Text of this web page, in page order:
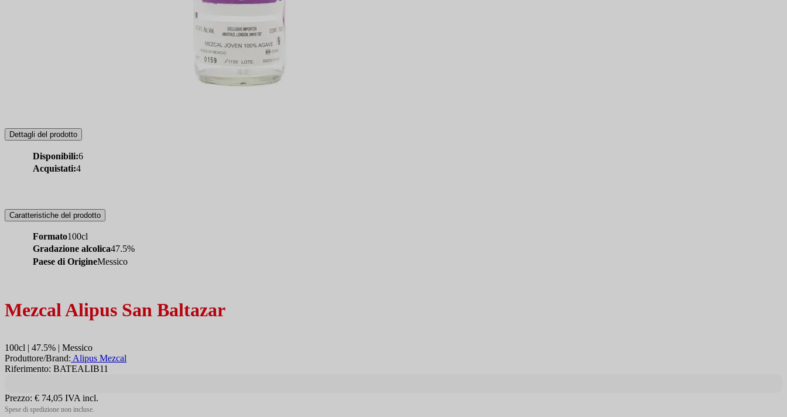
Dettagli del prodotto
Disponibili:6
Acquistati:4
Caratteristiche del prodotto
Formato100cl
Gradazione alcolica47.5%
Paese di OrigineMessico
Mezcal Alipus San Baltazar
100cl | 47.5% | Messico
Produttore/Brand: Alipus Mezcal
Riferimento: BATEALIB11
Prezzo: € 74,05 IVA incl.
Spese di spedizione non incluse.